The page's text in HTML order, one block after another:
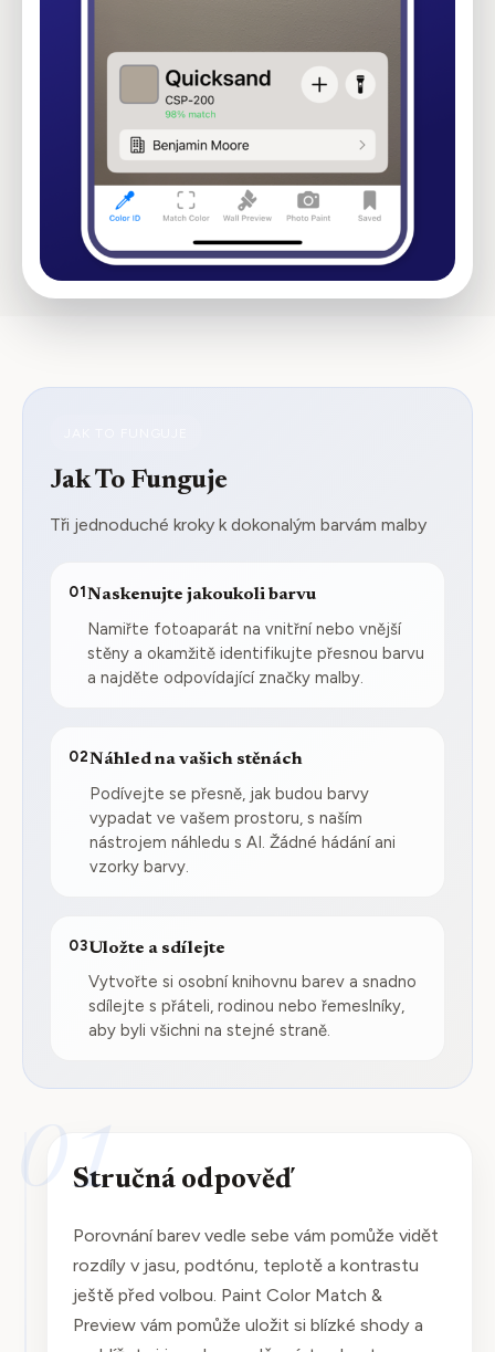
Jak To Funguje
Tři jednoduché kroky k dokonalým barvám malby
01Naskenujte jakoukoli barvu
Namiřte fotoaparát na vnitřní nebo vnější
stěny a okamžitě identifikujte přesnou barvu
a najděte odpovídající značky malby.
02Náhled na vašich stěnách
Podívejte se přesně, jak budou barvy
vypadat ve vašem prostoru, s naším
nástrojem náhledu s AI. Žádné hádání ani
vzorky barvy.
03Uložte a sdílejte
Vytvořte si osobní knihovnu barev a snadno
sdílejte s přáteli, rodinou nebo řemeslníky,
aby byli všichni na stejné straně.
01
Stručná odpověď
Porovnání barev vedle sebe vám pomůže vidět
rozdíly v jasu, podtónu, teplotě a kontrastu
ještě před volbou. Paint Color Match &
Preview vám pomůže uložit si blízké shody a